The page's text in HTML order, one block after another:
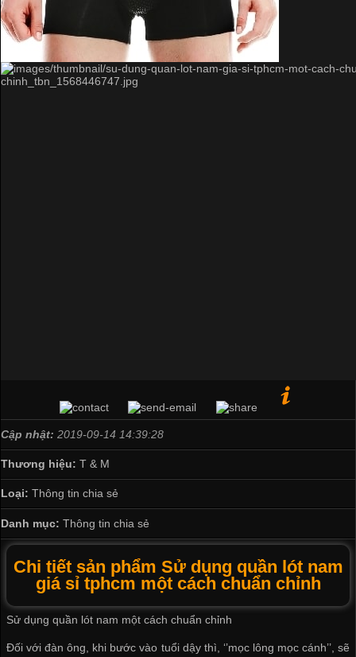
Cập nhật: 2019-09-14 14:39:28
Thương hiệu: T & M
Loại: Thông tin chia sẻ
Danh mục: Thông tin chia sẻ
Chi tiết sản phẩm Sử dụng quần lót nam
giá sỉ tphcm một cách chuẩn chỉnh
Sử dụng quần lót nam một cách chuẩn chỉnh
Đối với đàn ông, khi bước vào tuổi dậy thì, ‘’mọc lông mọc cánh’’, sẽ